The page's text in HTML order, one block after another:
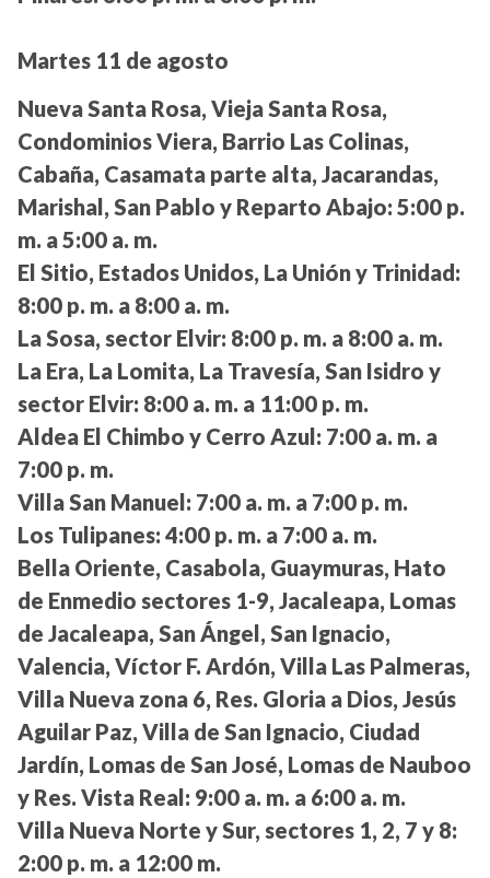
Martes 11 de agosto
Nueva Santa Rosa, Vieja Santa Rosa,
Condominios Viera, Barrio Las Colinas,
Cabaña, Casamata parte alta, Jacarandas,
Marishal, San Pablo y Reparto Abajo: 5:00 p.
m. a 5:00 a. m.
El Sitio, Estados Unidos, La Unión y Trinidad:
8:00 p. m. a 8:00 a. m.
La Sosa, sector Elvir: 8:00 p. m. a 8:00 a. m.
La Era, La Lomita, La Travesía, San Isidro y
sector Elvir: 8:00 a. m. a 11:00 p. m.
Aldea El Chimbo y Cerro Azul: 7:00 a. m. a
7:00 p. m.
Villa San Manuel: 7:00 a. m. a 7:00 p. m.
Los Tulipanes: 4:00 p. m. a 7:00 a. m.
Bella Oriente, Casabola, Guaymuras, Hato
de Enmedio sectores 1-9, Jacaleapa, Lomas
de Jacaleapa, San Ángel, San Ignacio,
Valencia, Víctor F. Ardón, Villa Las Palmeras,
Villa Nueva zona 6, Res. Gloria a Dios, Jesús
Aguilar Paz, Villa de San Ignacio, Ciudad
Jardín, Lomas de San José, Lomas de Nauboo
y Res. Vista Real: 9:00 a. m. a 6:00 a. m.
Villa Nueva Norte y Sur, sectores 1, 2, 7 y 8:
2:00 p. m. a 12:00 m.